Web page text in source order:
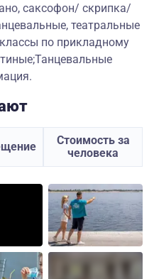
саксофон/ скрипка/
театральные
по прикладному
Стоимость за
человека